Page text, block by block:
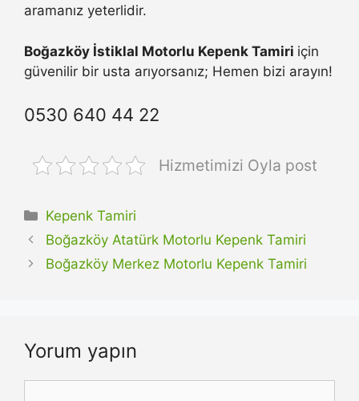
aramanız yeterlidir.
Boğazköy İstiklal Motorlu Kepenk Tamiri için
güvenilir bir usta arıyorsanız; Hemen bizi arayın!
0530 640 44 22
Hizmetimizi Oyla post
Kategoriler
Kepenk Tamiri
Boğazköy Atatürk Motorlu Kepenk Tamiri
Boğazköy Merkez Motorlu Kepenk Tamiri
Yorum yapın